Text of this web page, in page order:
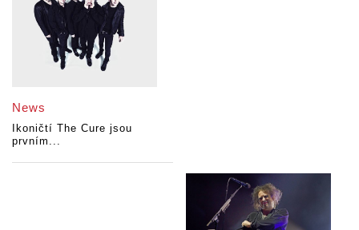
News
Ikoničtí The Cure jsou
prvním...